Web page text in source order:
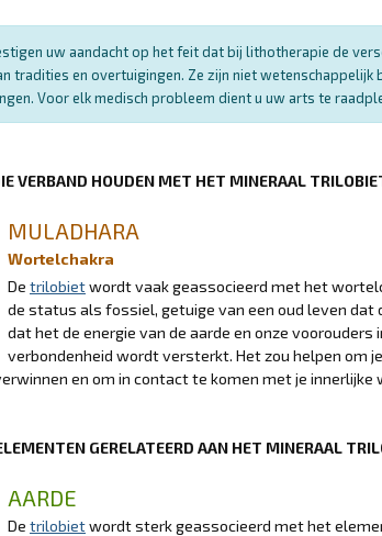
uw aandacht op het feit dat bij lithotherapie de
tradities en overtuigingen. Ze zijn niet wetenschappelijk
Voor elk medisch probleem dient u uw arts te
VERBAND HOUDEN MET HET MINERAAL
MULADHARA
Wortelchakra
De trilobietwordt vaak geassocieerd met het
de status als fossiel, getuige van een oud leven dat
dat het de energie van de aarde en onze
verbondenheid wordt versterkt. Het zou helpen om
en om in contact te komen met je innerlijke
GERELATEERD AAN HET MINERAAL
AARDE
De trilobietwordt sterk geassocieerd met het